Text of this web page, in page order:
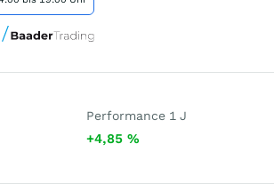
Performance 1 J
+4,85 %